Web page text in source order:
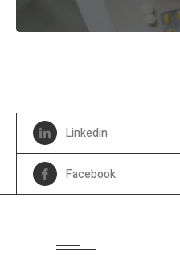
Linkedin
Facebook